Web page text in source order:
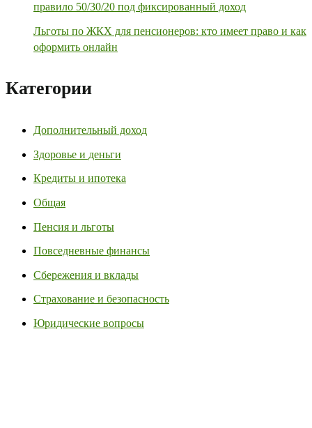
правило 50/30/20 под фиксированный доход
Льготы по ЖКХ для пенсионеров: кто имеет право и как
оформить онлайн
Категории
Дополнительный доход
Здоровье и деньги
Кредиты и ипотека
Общая
Пенсия и льготы
Повседневные финансы
Сбережения и вклады
Страхование и безопасность
Юридические вопросы